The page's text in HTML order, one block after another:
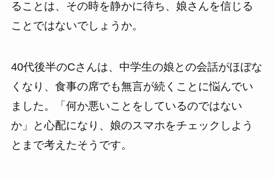
ることは、その時を静かに待ち、娘さんを信じる
ことではないでしょうか。
40代後半のCさんは、中学生の娘との会話がほぼな
くなり、食事の席でも無言が続くことに悩んでい
ました。「何か悪いことをしているのではない
か」と心配になり、娘のスマホをチェックしよう
とまで考えたそうです。